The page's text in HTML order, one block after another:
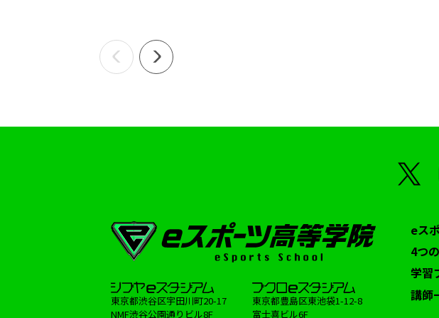
東京都渋谷区宇田川町20-17
NMF渋谷公園通りビル8F
東京都豊島区東池袋1-12-8
富士喜ビル6F
eス
4つ
学習
講師